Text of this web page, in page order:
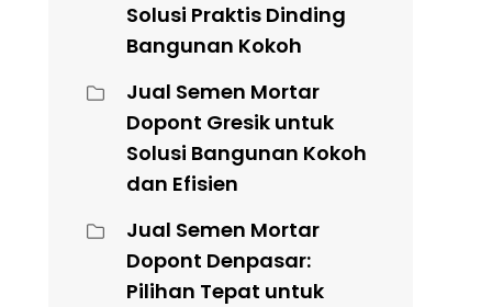
Solusi Praktis Dinding
Bangunan Kokoh
Jual Semen Mortar
Dopont Gresik untuk
Solusi Bangunan Kokoh
dan Efisien
Jual Semen Mortar
Dopont Denpasar:
Pilihan Tepat untuk